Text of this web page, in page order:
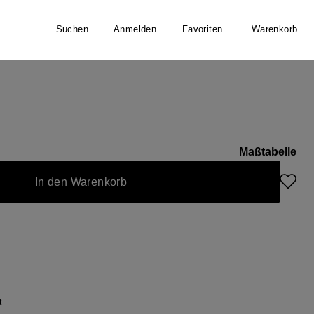
Suchen Anmelden Favoriten Warenkorb
verfügbar.)
nicht verfügbar.)
Maßtabelle
In den Warenkorb